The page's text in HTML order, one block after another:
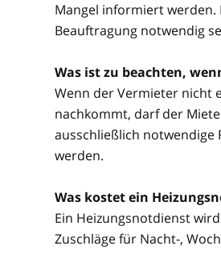
Mangel informiert
Beauftragung notwendig
Was ist zu beachten,
Wenn der Vermieter nicht
nachkommt, darf der
ausschließlich
werden.
Was kostet ein
Ein Heizungsnotdienst
Zuschläge für Nacht-,